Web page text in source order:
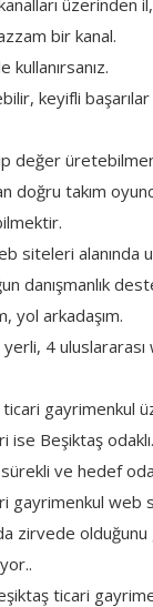
bir kanal.
kullanırsanız.
keyifli
değer
doğru takım
siteleri
danışmanlık
yol arkadaşım.
4
gayrimenkul
Beşiktaş odaklı.
ve hedef
gayrimenkul web
zirvede olduğunu
ticari